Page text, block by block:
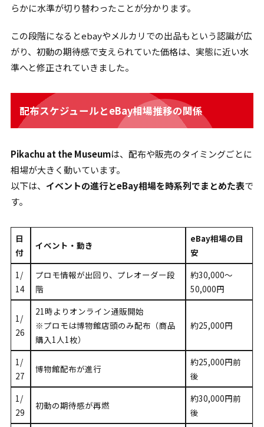
らかに水準が切り替わったことが分かります。
この段階になるとebayやメルカリでの出品もという認識が広
がり、初動の期待感で支えられていた価格は、実態に近い水
準へと修正されていきました。
配布スケジュールとeBay相場推移の関係
Pikachu at the Museumは、配布や販売のタイミングごとに
相場が大きく動いています。
以下は、 イベントの進行とeBay相場を時系列でまとめた表で
す。
日
付
イベント・動き
eBay相場の目
安
1/
14
プロモ情報が出回り、プレオーダー段
階
約30,000〜
50,000円
1/
26
21時よりオンライン通販開始
※プロモは博物館店頭のみ配布（商品
購入1人1枚）
約25,000円
1/
27
博物館配布が進行
約25,000円前
後
1/
29
初動の期待感が再燃
約30,000円前
後